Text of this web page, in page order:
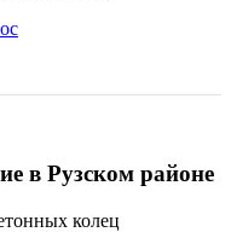
в Рузском районе
колец